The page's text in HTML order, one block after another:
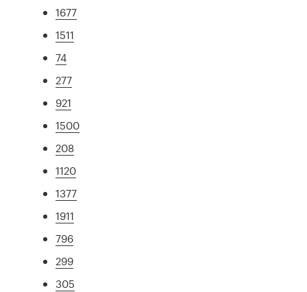
1677
1511
74
277
921
1500
208
1120
1377
1911
796
299
305